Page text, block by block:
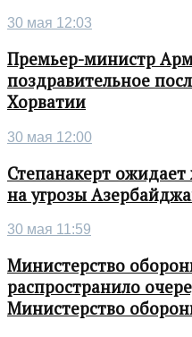
30 мая 12:03
Премьер-министр
поздравительное
Хорватии
30 мая 12:00
Степанакерт
на угрозы
30 мая 11:59
Министерство
распространило
Министерство